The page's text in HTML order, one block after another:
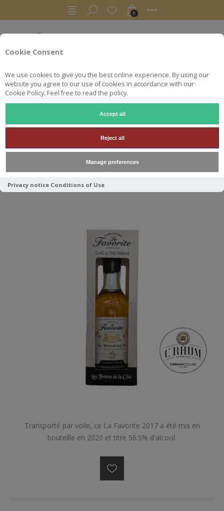
Cookie Consent
We use cookies to give you the best online experience. By using our
website you agree to our use of cookies in accordance with our
Cookie Policy. Feel free to read the policy.
Accept all
Reject all
Manage preferences
Privacy notice Conditions of Use
0
LA FAVORITE TRES HOMBRES
70CL 2020 56.5°
Transporté par voile, ce La Favorite 2017 a été mis en
bouteille en 2020 et titre 56.5% d'alcool.